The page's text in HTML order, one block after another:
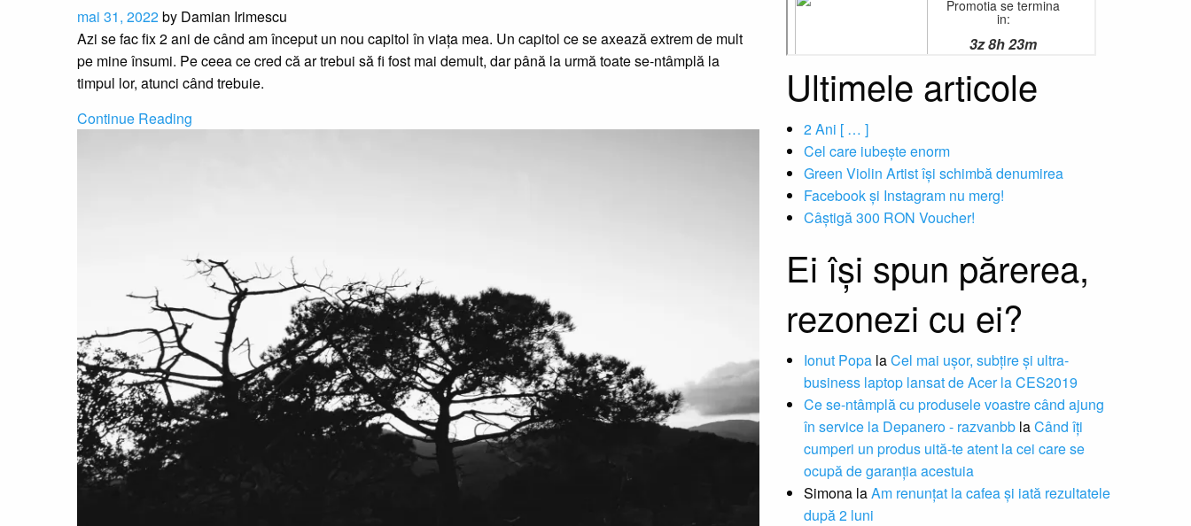
mai 31, 2022by Damian Irimescu
Azi se fac fix 2 ani de când am început un nou capitol în viața mea. Un capitol ce se axează extrem de mult
pe mine însumi. Pe ceea ce cred că ar trebui să fi fost mai demult, dar până la urmă toate se-ntâmplă la
timpul lor, atunci când trebuie.
Continue Reading
Ultimele articole
2 Ani [ … ]
Cel care iubește enorm
Green Violin Artist își schimbă denumirea
Facebook și Instagram nu merg!
Câștigă 300 RON Voucher!
Ei își spun părerea,
rezonezi cu ei?
Ionut Popa laCel mai ușor, subțire și ultra-
business laptop lansat de Acer la CES2019
Ce se-ntâmplă cu produsele voastre când ajung
în service la Depanero - razvanbb laCând îți
cumperi un produs uită-te atent la cei care se
ocupă de garanția acestuia
Simona laAm renunțat la cafea și iată rezultatele
după 2 luni